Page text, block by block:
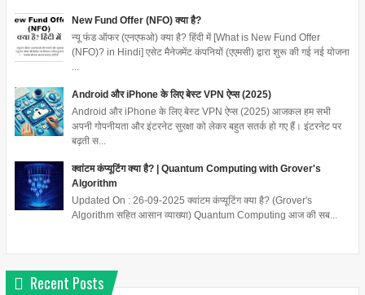
New Fund Offer (NFO) क्या है?
न्यू फंड ऑफर (एनएफओ) क्या है? हिंदी में [What is New Fund Offer
(NFO)? in Hindi] एसेट मैनेजमेंट कंपनियों (एएमसी) द्वारा शुरू की गई नई योजना
Android और iPhone के लिए बेस्ट VPN ऐप्स (2025)
Android और iPhone के लिए बेस्ट VPN ऐप्स (2025) आजकल हम सभी
अपनी गोपनीयता और इंटरनेट सुरक्षा को लेकर बहुत सतर्क हो गए हैं। इंटरनेट पर
बढ़ती स...
क्वांटम कंप्यूटिंग क्या है? | Quantum Computing with Grover's
Algorithm
Updated On : 26-09-2025 क्वांटम कंप्यूटिंग क्या है? (Grover's
Algorithm सहित आसान व्याख्या) Quantum Computing आज की सब...
Recent Posts